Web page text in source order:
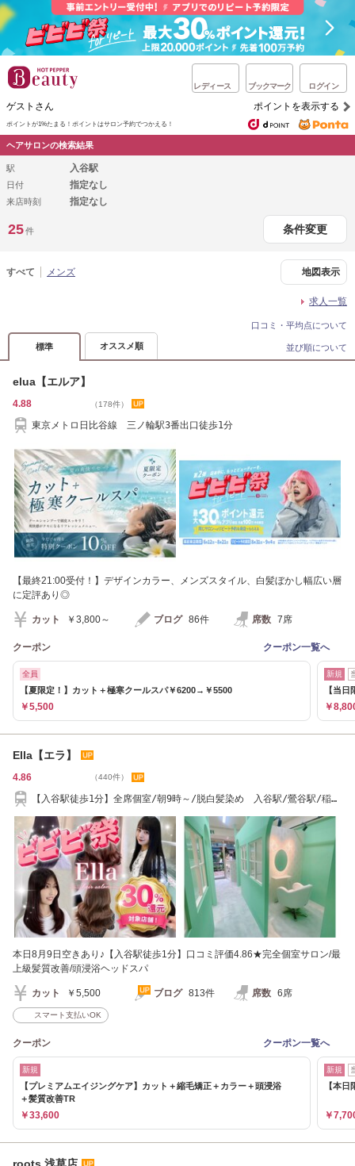
レディース ブックマーク ログイン
ゲストさん ポイントを表示する
ポイントが1%たまる！ ポイントはサロン予約でつかえる！
ヘアサロンの検索結果
駅 入谷駅
日付 指定なし
来店時刻 指定なし
25件 条件変更
すべて メンズ 地図表示
求人一覧
口コミ・平均点について
標準 オススメ順 並び順について
elua【エルア】
4.88 （178件）
東京メトロ日比谷線 三ノ輪駅3番出口徒歩1分
【最終21:00受付！】デザインカラー、メンズスタイル、白髪ぼかし幅広い層
に定評あり◎
カット ￥3,800～ ブログ 86件 席数 7席
クーポン クーポン一覧へ
全員
【夏限定！】カット＋極寒クールスパ￥6200→￥5500
￥5,500
新規
【当
￥
Ella【エラ】
4.86 （440件）
【入谷駅徒歩1分】全席個室/朝9時～/脱白髪染め 入谷駅/鶯谷駅/稲荷
本日8月9日空きあり♪【入谷駅徒歩1分】口コミ評価4.86★完全個室サロン/最
上級髪質改善/頭浸浴ヘッドスパ
カット ￥5,500 ブログ 813件 席数 6席
スマート支払いOK
クーポン クーポン一覧へ
新規
【プレミアムエイジングケア】カット＋縮毛矯正＋カラー＋頭浸浴
＋髪質改善TR
￥33,600
新規
【本
￥